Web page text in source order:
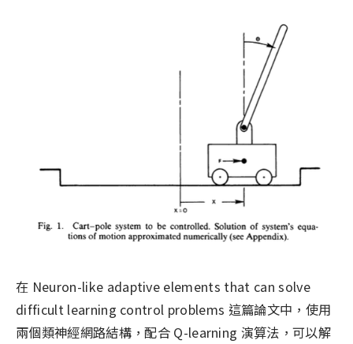
在 Neuron-like adaptive elements that can solve
difficult learning control problems 這篇論文中，使用
兩個類神經網路結構，配合 Q-learning 演算法，可以解